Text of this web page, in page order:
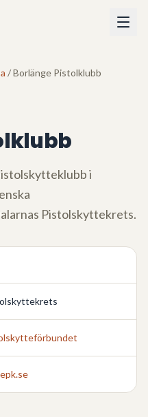
/ Borlänge Pistolklubb
i
Pistolskyttekrets.